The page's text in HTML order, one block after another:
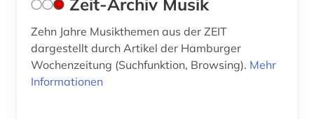
Zeit-Archiv Musik
Zehn Jahre Musikthemen aus der ZEIT
dargestellt durch Artikel der Hamburger
Wochenzeitung (Suchfunktion, Browsing). Mehr
Informationen